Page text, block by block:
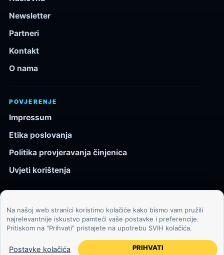
Newsletter
Partneri
Kontakt
O nama
POVJERENJE
Impressum
Etika poslovanja
Politika provjeravanja činjenica
Uvjeti korištenja
© 2026 Kozmos.hr. Sva prava pridržana.
Svemir, znanost, tehnologija i velike ideje za znatiželjne
čitatelje.
Na našoj web stranici koristimo kolačiće kako bismo vam pružili
najrelevantnije iskustvo pamteći vaše postavke i preferencije.
Pritiskom na "Prihvati" pristajete na upotrebu SVIH kolačića.
Postavke kolačića PRIHVATI